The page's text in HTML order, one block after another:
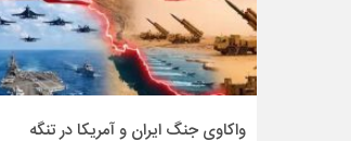
واکاوی جنگ ایران و آمریکا در تنگه